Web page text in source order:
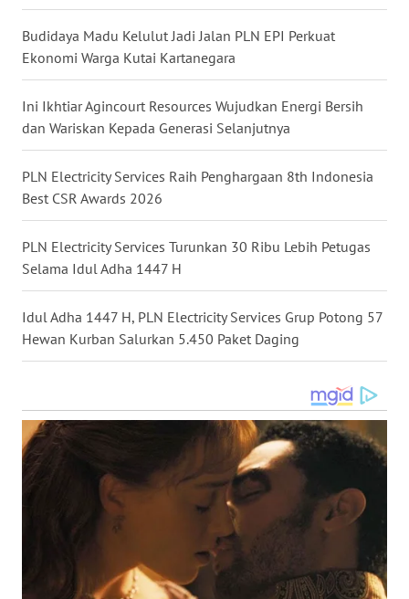
Budidaya Madu Kelulut Jadi Jalan PLN EPI Perkuat
Ekonomi Warga Kutai Kartanegara
Ini Ikhtiar Agincourt Resources Wujudkan Energi Bersih
dan Wariskan Kepada Generasi Selanjutnya
PLN Electricity Services Raih Penghargaan 8th Indonesia
Best CSR Awards 2026
PLN Electricity Services Turunkan 30 Ribu Lebih Petugas
Selama Idul Adha 1447 H
Idul Adha 1447 H, PLN Electricity Services Grup Potong 57
Hewan Kurban Salurkan 5.450 Paket Daging
MALUKU
WN
MALUT
WN
WN
WN
LANGKAT
WN
TAPANULI
SELATAN
WN